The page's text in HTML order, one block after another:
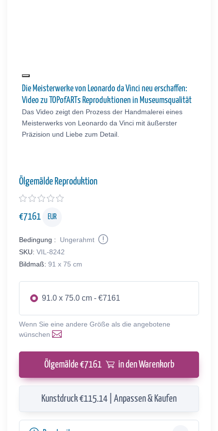
Die Meisterwerke von Leonardo da Vinci neu erschaffen:
Video zu TOPofARTs Reproduktionen in Museumsqualität
Das Video zeigt den Prozess der Handmalerei eines
Meisterwerks von Leonardo da Vinci mit äußerster
Präzision und Liebe zum Detail.
Ölgemälde Reproduktion
€7161 EUR
Bedingung :
Ungerahmt
SKU: VIL-8242
Bildmaß: 91 x 75 cm
91.0 x 75.0 cm - €7161
Wenn Sie eine andere Größe als die angebotene
wünschen
Ölgemälde €7161 in den Warenkorb
Kunstdruck €115.14 | Anpassen & Kaufen